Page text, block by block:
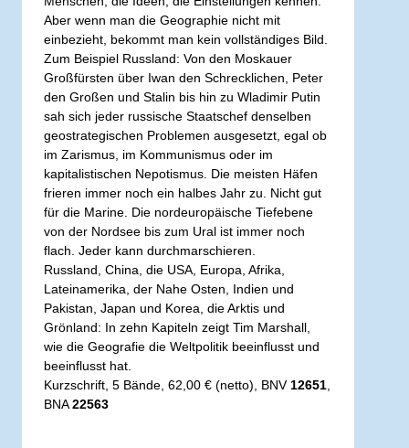
Aber wenn man die Geographie nicht mit
einbezieht, bekommt man kein vollständiges Bild.
Zum Beispiel Russland: Von den Moskauer
Großfürsten über Iwan den Schrecklichen, Peter
den Großen und Stalin bis hin zu Wladimir Putin
sah sich jeder russische Staatschef denselben
geostrategischen Problemen ausgesetzt, egal ob
im Zarismus, im Kommunismus oder im
kapitalistischen Nepotismus. Die meisten Häfen
frieren immer noch ein halbes Jahr zu. Nicht gut
für die Marine. Die nordeuropäische Tiefebene
von der Nordsee bis zum Ural ist immer noch
flach. Jeder kann durchmarschieren.
Russland, China, die USA, Europa, Afrika,
Lateinamerika, der Nahe Osten, Indien und
Pakistan, Japan und Korea, die Arktis und
Grönland: In zehn Kapiteln zeigt Tim Marshall,
wie die Geografie die Weltpolitik beeinflusst und
beeinflusst hat.
Kurzschrift, 5 Bände, 62,00 € (netto), BNV 12651
BNA22563